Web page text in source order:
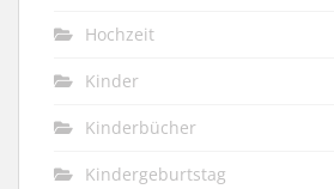
Hochzeit
Kinder
Kinderbücher
Kindergeburtstag